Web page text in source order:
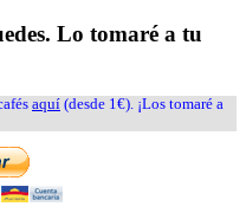
Lo tomaré a tu
aquí (desde 1€). ¡Los tomaré a